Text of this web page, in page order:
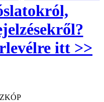
itt >>